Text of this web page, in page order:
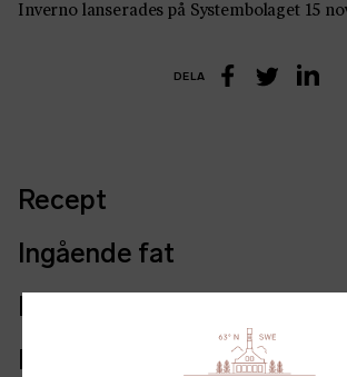
Inverno lanserades på Systembolaget 15
DELA
Facebook
Twitter
Recept
Ingående fat
Ingredienser
Fakta